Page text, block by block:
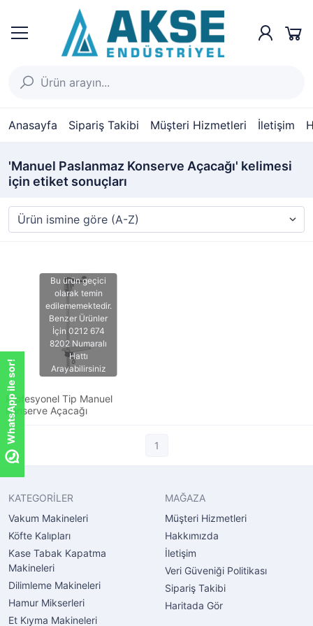
Anasayfa Sipariş Takibi Müşteri Hizmetleri İletişim
'Manuel Paslanmaz Konserve Açacağı' kelimesi
için etiket sonuçları
Profesyonel Tip Manuel
Konserve Açacağı
1
KATEGORİLER
Vakum Makineleri
Köfte Kalıpları
Kase Tabak Kapatma
Makineleri
Dilimleme Makineleri
Hamur Mikserleri
Et Kıyma Makineleri
MAĞAZA
Müşteri Hizmetleri
Hakkımızda
İletişim
Veri Güveniği Politikası
Sipariş Takibi
Haritada Gör
WhatsApp ile sor!